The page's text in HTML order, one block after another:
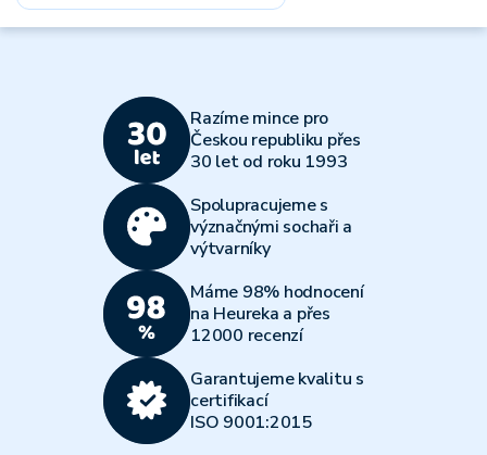
Razíme mince pro
Českou republiku přes
30 let od roku 1993
Spolupracujeme s
význačnými sochaři a
výtvarníky
Máme 98% hodnocení
na Heureka a přes
12000 recenzí
Garantujeme kvalitu s
certifikací
ISO 9001:2015